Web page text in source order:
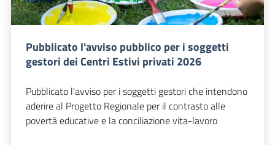
Pubblicato l'avviso pubblico per i soggetti
gestori dei Centri Estivi privati 2026
Pubblicato l'avviso per i soggetti gestori che intendono
aderire al Progetto Regionale per il contrasto alle
povertà educative e la conciliazione vita-lavoro